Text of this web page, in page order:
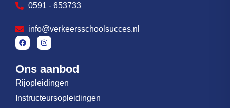
0591 - 653733
info@verkeersschoolsucces.nl
Ons aanbod
Rijopleidingen
Instructeursopleidingen